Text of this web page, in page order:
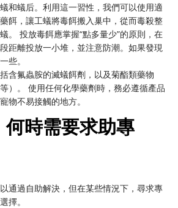
和蟻后。利用這一習性，我們可以使用適
餌，讓工蟻將毒餌搬入巢中，從而毒殺整
。 投放毒餌應掌握“點多量少”的原則，在
距離投放一小堆，並注意防潮。如果發現
些。
含氟蟲胺的滅蟻餌劑，以及菊酯類藥物
）。 使用任何化學藥劑時，務必遵循產品
物不易接觸的地方。
時需要求助專
通過自助解決，但在某些情況下，尋求專
擇。